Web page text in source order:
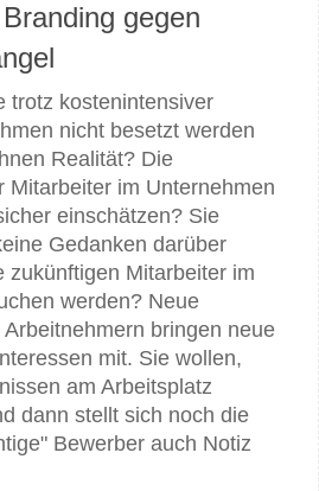
gegen
trotz kostenintensiver
nicht besetzt werden
Realität? Die
Mitarbeiter im Unternehmen
einschätzen? Sie
Gedanken darüber
zukünftigen Mitarbeiter im
werden? Neue
bringen neue
mit. Sie wollen,
am Arbeitsplatz
dann stellt sich noch die
Bewerber auch Notiz